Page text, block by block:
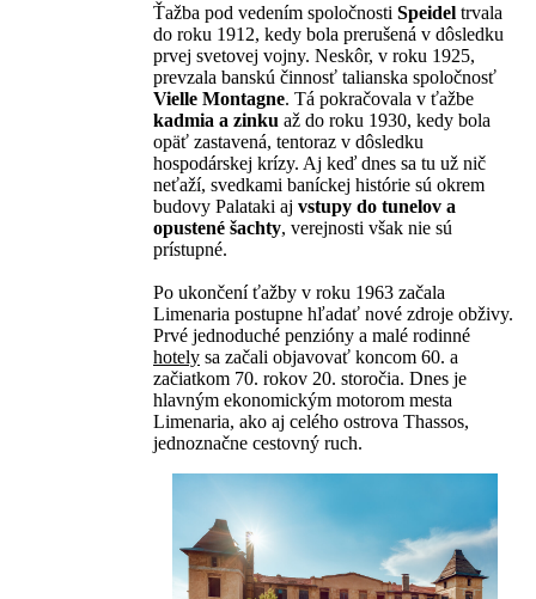
Ťažba pod vedením spoločnosti Speidel trvala
do roku 1912, kedy bola prerušená v dôsledku
prvej svetovej vojny. Neskôr, v roku 1925,
prevzala banskú činnosť talianska spoločnosť
Vielle Montagne. Tá pokračovala v ťažbe
kadmia a zinku až do roku 1930, kedy bola
opäť zastavená, tentoraz v dôsledku
hospodárskej krízy. Aj keď dnes sa tu už nič
neťaží, svedkami baníckej histórie sú okrem
budovy Palataki aj vstupy do tunelov a
opustené šachty, verejnosti však nie sú
prístupné.
Po ukončení ťažby v roku 1963 začala
Limenaria postupne hľadať nové zdroje obživy.
Prvé jednoduché penzióny a malé rodinné
hotely sa začali objavovať koncom 60. a
začiatkom 70. rokov 20. storočia. Dnes je
hlavným ekonomickým motorom mesta
Limenaria, ako aj celého ostrova Thassos,
jednoznačne cestovný ruch.